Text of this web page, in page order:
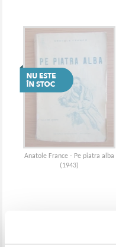
Anatole France - Pe piatra alba
(1943)